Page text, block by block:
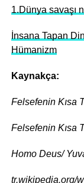
1.Dünya savaşı
İnsana Tapan
Hümanizm
Kaynakça:
Felsefenin Kısa
Felsefenin Kısa
Homo Deus/
tr.wikipedia.org/